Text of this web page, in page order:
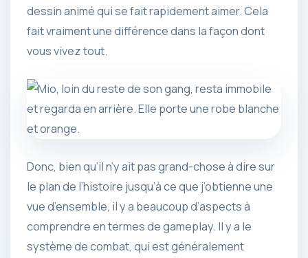
dessin animé qui se fait rapidement aimer. Cela
fait vraiment une différence dans la façon dont
vous vivez tout.
Donc, bien qu’il n’y ait pas grand-chose à dire sur
le plan de l’histoire jusqu’à ce que j’obtienne une
vue d’ensemble, il y a beaucoup d’aspects à
comprendre en termes de gameplay. Il y a le
système de combat, qui est généralement